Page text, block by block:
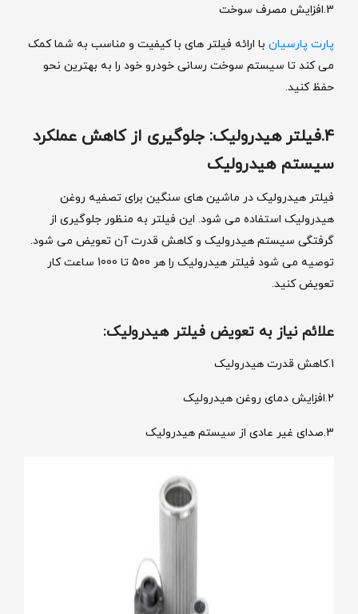
3.افزایش مصرف سوخت
پارت پارسیان با ارائه فیلتر های با کیفیت و مناسب به شما کمک
می ‌کند تا سیستم سوخت‌ رسانی خودرو خود را به بهترین نحو
حفظ کنید.
4.فیلتر هیدرولیک: جلوگیری از کاهش عملکرد
سیستم هیدرولیک
فیلتر هیدرولیک در ماشین‌ های سنگین برای تصفیه روغن
هیدرولیک استفاده می‌ شود. این فیلتر به منظور جلوگیری از
گرفتگی سیستم هیدرولیک و کاهش قدرت آن تعویض می‌ شود.
توصیه می‌ شود فیلتر هیدرولیک را هر 500 تا 1000 ساعت کار
تعویض کنید.
علائم نیاز به تعویض فیلتر هیدرولیک:
1.کاهش قدرت هیدرولیک
2.افزایش دمای روغن هیدرولیک
3.صدای غیر عادی از سیستم هیدرولیک